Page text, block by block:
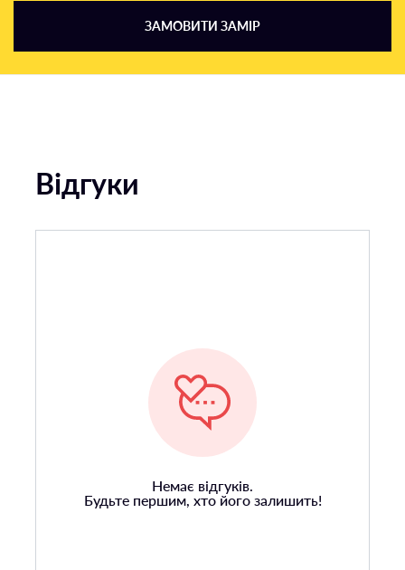
ЗАМОВИТИ ЗАМІР
Відгуки
Немає відгуків.
Будьте першим, хто його залишить!